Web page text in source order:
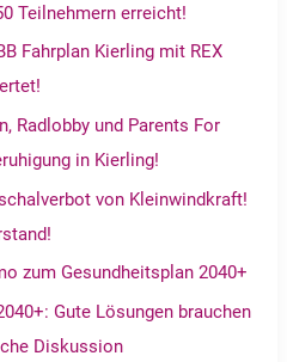
Teilnehmern erreicht!
Fahrplan Kierling mit REX
Radlobby und Parents For
in Kierling!
von Kleinwindkraft!
zum Gesundheitsplan 2040+
Gute Lösungen brauchen
Diskussion